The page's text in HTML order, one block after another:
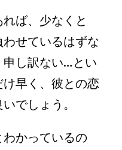
ば、少なくと
せているはずな
申し訳ない…とい
早く、彼との恋
でしょう。
かっているの